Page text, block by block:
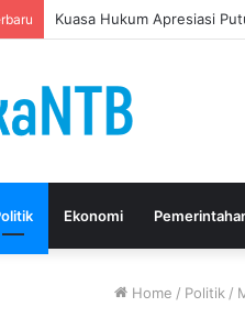
Putusan Bebas Tiga
Ekonomi
Home / Politik /